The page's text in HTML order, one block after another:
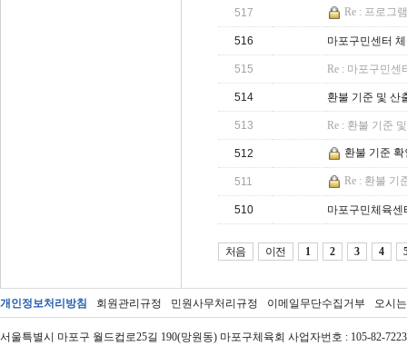
517 Re : 프로그
516 마포구민센터
515 Re : 마포구민센
514 환불 기준 및 산
513 Re : 환불 기준
512 환불 기준
511 Re : 환불 기
510 마포구민체육센
처음 이전 1 2 3 4 5
개인정보처리방침 회원관리규정 민원사무처리규정 이메일무단수집거부 오시
서울특별시 마포구 월드컵로25길 190(망원동) 마포구체육회 사업자번호 : 105-82-